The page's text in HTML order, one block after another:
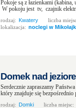
Pokoje są z łazienkami
W pokoju jest tv, czajnik
rodzaj: Kwatery
liczba
lokalizacja: noclegi w
Domek nad
Serdecznie zapraszamy
który znajduje się
rodzaj: Domki liczba miejsc: